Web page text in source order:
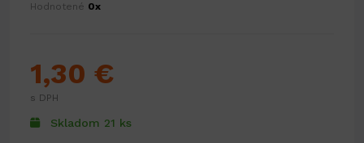
Hodnotené 0x
Skladom 21 ks
1,30 €
s DPH